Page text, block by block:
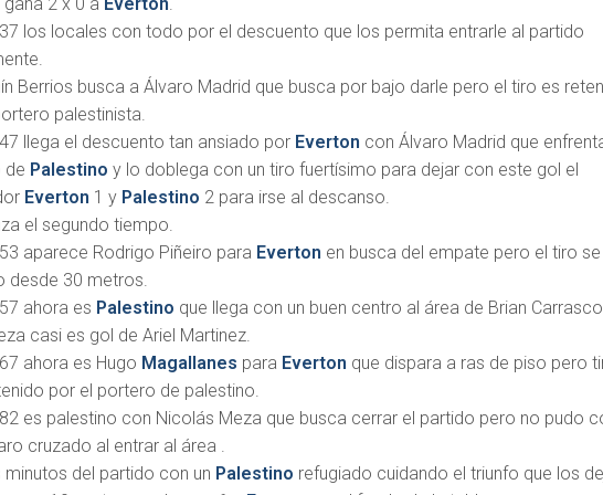
los locales con todo por el descuento que los permita entrarle al partido
Berrios busca a Álvaro Madrid que busca por bajo darle pero el tiro es
palestinista.
llega el descuento tan ansiado por Everton con Álvaro Madrid que
de Palestino y lo doblega con un tiro fuertísimo para dejar con este gol el
Everton 1 y Palestino 2 para irse al descanso.
el segundo tiempo.
aparece Rodrigo Piñeiro para Everton en busca del empate pero el tiro
desde 30 metros.
ahora es Palestino que llega con un buen centro al área de Brian
casi es gol de Ariel Martinez.
ahora es Hugo Magallanes para Everton que dispara a ras de piso pero
por el portero de palestino.
es palestino con Nicolás Meza que busca cerrar el partido pero no pudo
cruzado al entrar al área .
minutos del partido con un Palestino refugiado cuidando el triunfo que los